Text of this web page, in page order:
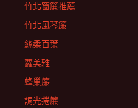
竹北窗簾推薦
竹北風琴簾
絲柔百葉
蘿美雅
蜂巢簾
調光捲簾